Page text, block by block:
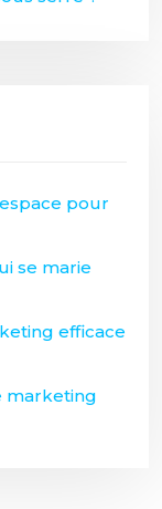
pour
se marie
efficace
marketing